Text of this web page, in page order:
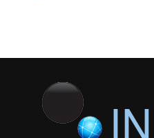
28/07/2026, 12:04
ХӨВСГӨЛ Нутгийн
2 өрөө байр олгоно